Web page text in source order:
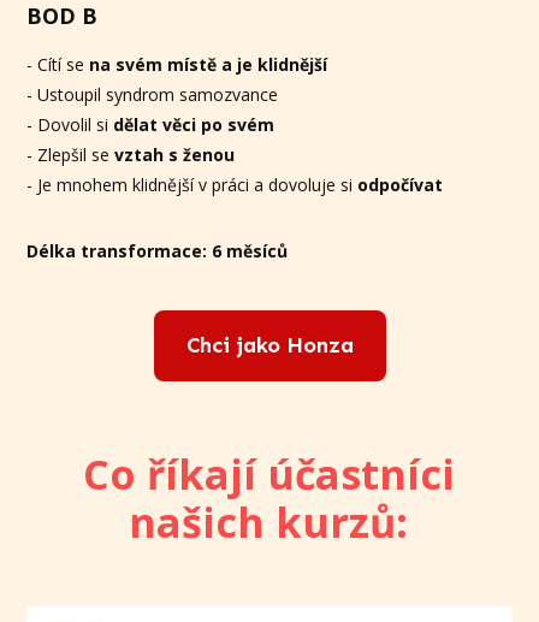
BOD B
- Cítí se na svém místě a je klidnější
- Ustoupil syndrom samozvance
- Dovolil si dělat věci po svém
- Zlepšil sevztah s ženou
- Je mnohem klidnější v práci a dovoluje si odpočívat
Délka transformace: 6 měsíců
Chci jako Honza
Co říkají účastníci
našich kurzů: